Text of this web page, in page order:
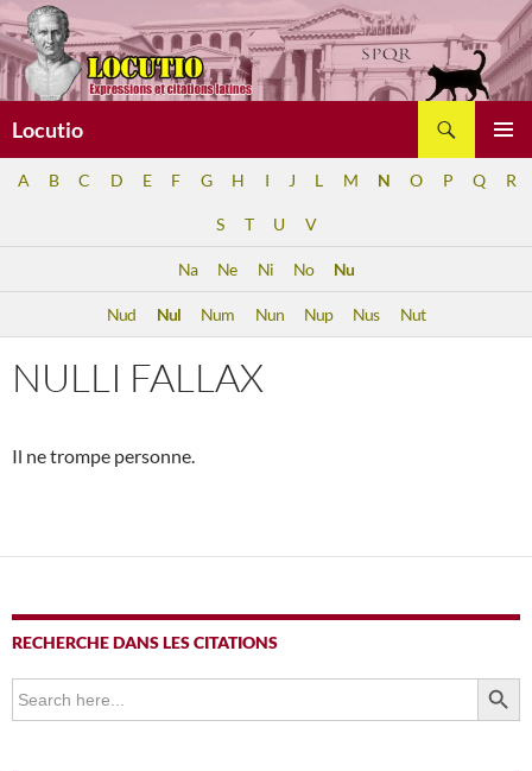
Aller
au
contenu
Locutio
A B C D E F G H I J L M N O P Q R
S T U V
Na Ne Ni No Nu
Nud Nul Num Nun Nup Nus Nut
NULLI FALLAX
Il ne trompe personne.
RECHERCHE DANS LES CITATIONS
Search
for:
SEARCH